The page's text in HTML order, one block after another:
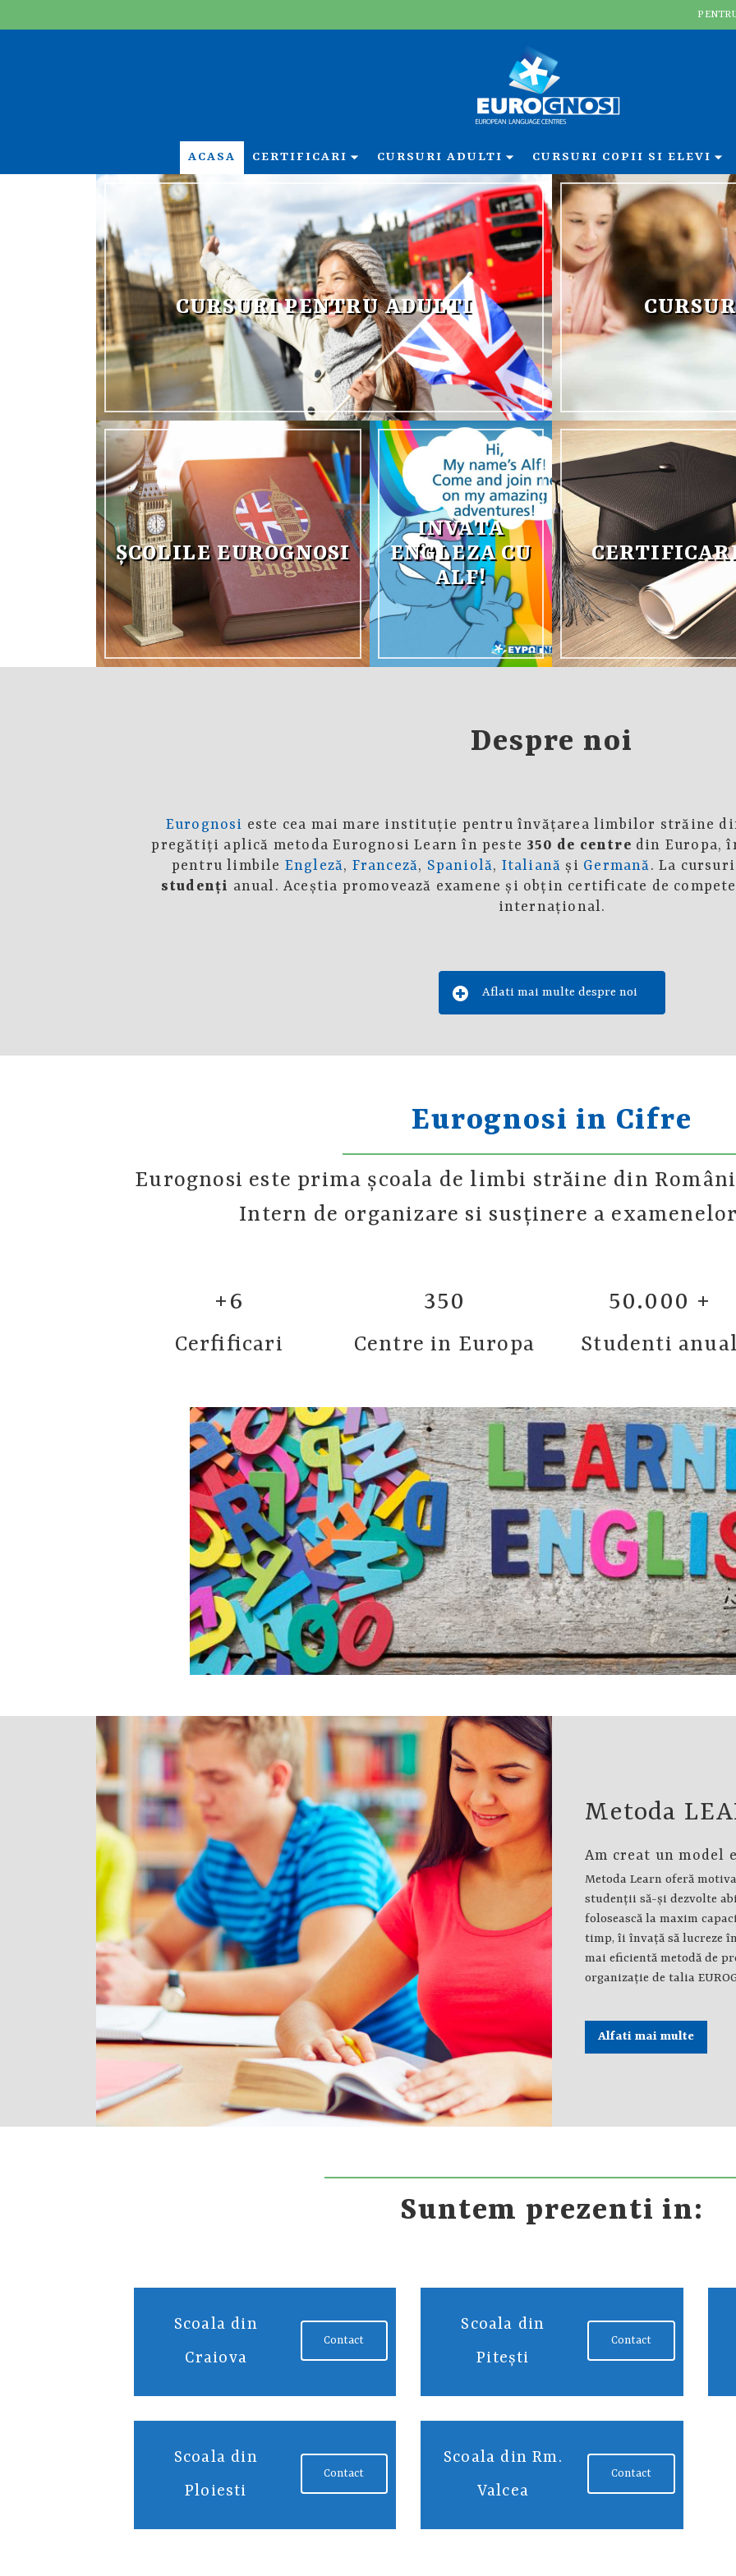
ACASA CERTIFICARI CURSURI ADULTI CURSURI COPII SI ELEVI
CURSURI PENTRU ADULTI
ŞCOLILE EUROGNOSI
INVATA
ENGLEZA CU
ALF!
Despre noi
Eurognosi este cea mai mare instituţie pentru învăţarea limbilor străine
pregătiţi aplică metoda Eurognosi Learn în peste 350 de centre din Europa,
pentru limbile Engleză, Franceză, Spaniolă, Italiană şi Germană. La
studenţi anual. Aceştia promovează examene şi obţin certificate de
internaţional.
Aflati mai multe despre noi
Eurognosi in Cifre
Eurognosi este prima școala de limbi străine din
Intern de organizare si susținere a
+6
Cerfificari
350
Centre in Europa
50.000 +
Studenti
Metoda
Am creat un model
Metoda Learn oferă
studenţii să-şi dezvolte
folosească la maxim
timp, îi învaţă să lucreze
mai eficientă metodă de
organizaţie de talia
Alfati mai multe
Suntem prezenti in:
Scoala din
Craiova
Contact
Scoala din
Ploiesti
Contact
Scoala din
Piteşti
Contact
Scoala din Rm.
Valcea
Contact